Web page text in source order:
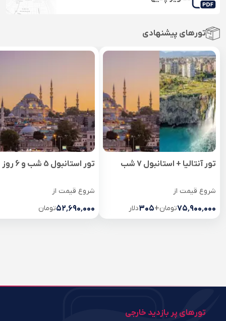
تورهای پیشنهادی
تور آنتالیا + استانبول 7 شب
شروع قیمت از
۷۵٬۹۰۰٬۰۰۰تومان+۳۰۵دلار
تور استانبول 5 شب و 6 روز
شروع قیمت از
۵۲٬۶۹۰٬۰۰۰تومان
تورهای پر بازدید خارجی